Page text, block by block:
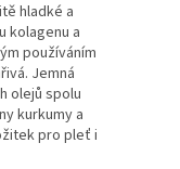
hladké a
kolagenu a
používáním
Jemná
olejů spolu
kurkumy a
pro pleť i